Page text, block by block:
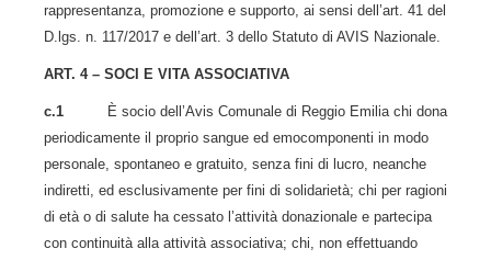
rappresentanza, promozione e supporto, ai sensi dell’art. 41 del
D.lgs. n. 117/2017 e dell’art. 3 dello Statuto di AVIS Nazionale.
ART. 4 – SOCI E VITA ASSOCIATIVA
c.1 È socio dell’Avis Comunale di Reggio Emilia chi dona
periodicamente il proprio sangue ed emocomponenti in modo
personale, spontaneo e gratuito, senza fini di lucro, neanche
indiretti, ed esclusivamente per fini di solidarietà; chi per ragioni
di età o di salute ha cessato l’attività donazionale e partecipa
con continuità alla attività associativa; chi, non effettuando